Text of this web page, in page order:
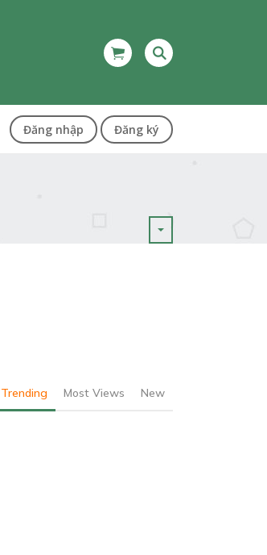
Đăng nhập Đăng ký
Trending Most Views New